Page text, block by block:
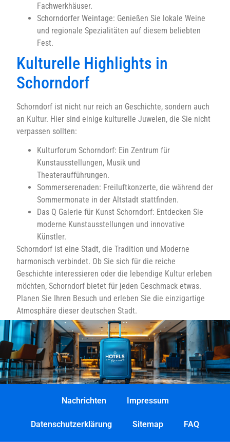
Fachwerkhäuser.
Schorndorfer Weintage: Genießen Sie lokale Weine
und regionale Spezialitäten auf diesem beliebten
Fest.
Kulturelle Highlights in
Schorndorf
Schorndorf ist nicht nur reich an Geschichte, sondern auch
an Kultur. Hier sind einige kulturelle Juwelen, die Sie nicht
verpassen sollten:
Kulturforum Schorndorf: Ein Zentrum für
Kunstausstellungen, Musik und
Theateraufführungen.
Sommerserenaden: Freiluftkonzerte, die während der
Sommermonate in der Altstadt stattfinden.
Das Q Galerie für Kunst Schorndorf: Entdecken Sie
moderne Kunstausstellungen und innovative
Künstler.
Schorndorf ist eine Stadt, die Tradition und Moderne
harmonisch verbindet. Ob Sie sich für die reiche
Geschichte interessieren oder die lebendige Kultur erleben
möchten, Schorndorf bietet für jeden Geschmack etwas.
Planen Sie Ihren Besuch und erleben Sie die einzigartige
Atmosphäre dieser deutschen Stadt.
Nachrichten Impressum
Datenschutzerklärung Sitemap FAQ